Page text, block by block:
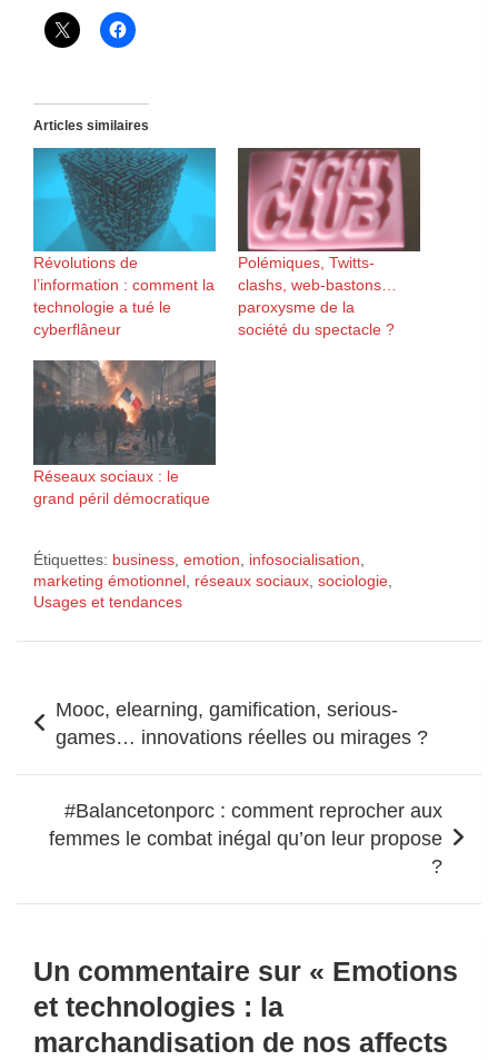
Articles similaires
Révolutions de
l’information : comment la
technologie a tué le
cyberflâneur
Polémiques, Twitts-
clashs, web-bastons…
paroxysme de la
société du spectacle ?
Réseaux sociaux : le
grand péril démocratique
Étiquettes: business emotion infosocialisation
marketing émotionnel réseaux sociaux sociologie
Usages et tendances
de
Mooc, elearning, gamification, serious-
games… innovations réelles ou mirages ?
#Balancetonporc : comment reprocher aux
femmes le combat inégal qu’on leur propose
?
Un commentaire sur « Emotions
et technologies : la
marchandisation de nos affects